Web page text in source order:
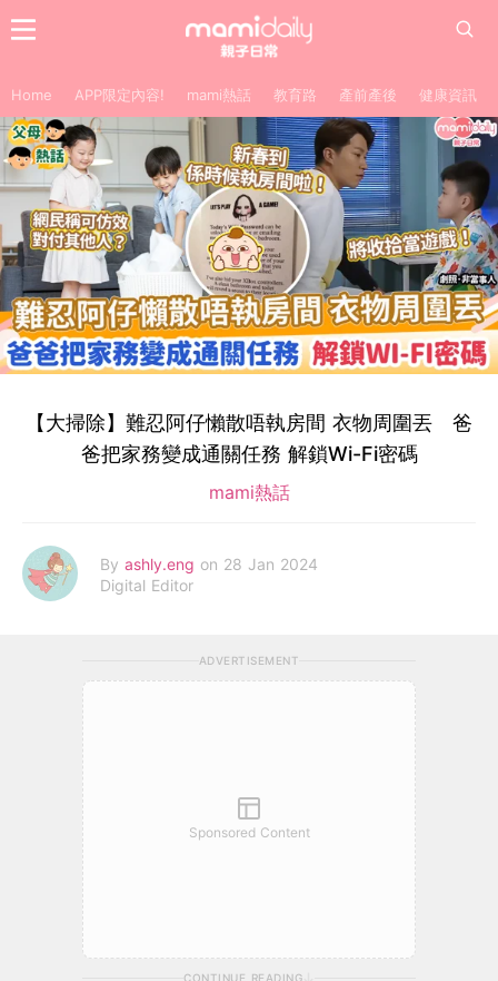
Home APP限定內容! mami熱話 教育路 產前產後 健康資訊
【大掃除】難忍阿仔懶散唔執房間 衣物周圍丟 爸
爸把家務變成通關任務 解鎖Wi-Fi密碼
mami熱話
By ashly.eng on 28 Jan 2024
Digital Editor
ADVERTISEMENT
Sponsored Content
CONTINUE READING